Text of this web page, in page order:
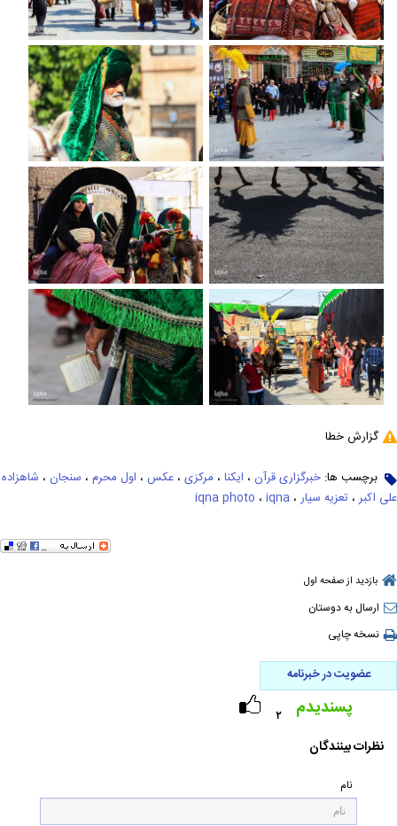
گزارش خطا
برچسب ها: خبرگزاری قرآن ، ایکنا ، مرکزی ، عکس ، اول محرم ، سنجان ، شاهزاده
علی اکبر ، تعزیه سیار ، iqna photo ، iqna
بازدید از صفحه اول
ارسال به دوستان
نسخه چاپی
عضویت در خبرنامه
۲ پسندیدم
نظرات بینندگان
نام